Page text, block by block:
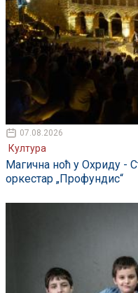
07.08.2026
Култура
Магична ноћ у Охриду -
оркестар „Профундис“